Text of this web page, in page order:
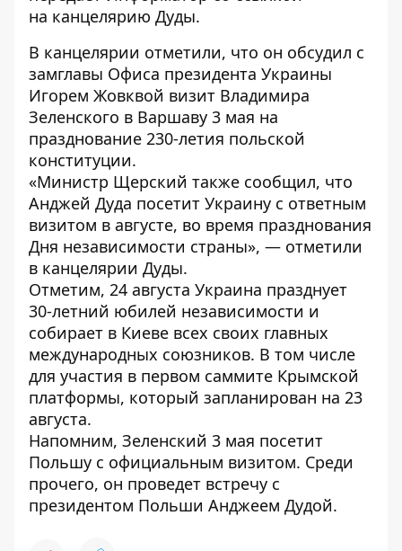
на канцелярию Дуды.
В канцелярии отметили, что он обсудил с
замглавы Офиса президента Украины
Игорем Жовквой визит Владимира
Зеленского в Варшаву 3 мая на
празднование 230-летия польской
конституции.
«Министр Щерский также сообщил, что
Анджей Дуда посетит Украину с ответным
визитом в августе, во время празднования
Дня независимости страны», — отметили
в канцелярии Дуды.
Отметим, 24 августа Украина празднует
30-летний юбилей независимости и
собирает в Киеве всех своих главных
международных союзников. В том числе
для участия в первом саммите Крымской
платформы, который запланирован на 23
августа.
Напомним, Зеленский 3 мая посетит
Польшу с официальным визитом. Среди
прочего, он проведет встречу с
президентом Польши Анджеем Дудой.